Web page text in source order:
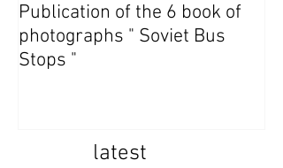
Publication of the 6 book of
photographs " Soviet Bus
Stops "
latest